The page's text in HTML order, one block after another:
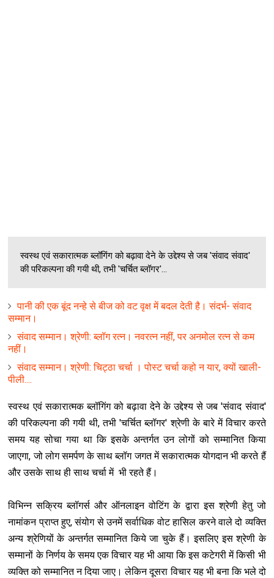
स्वस्थ एवं सकारात्मक ब्लॉगिंग को बढ़ावा देने के उद्देश्य से जब 'संवाद संवाद'
की परिकल्पना की गयी थी, तभी 'चर्चित ब्लॉगर'...
पानी की एक बूंद नन्हे से बीज को वट वृक्ष में बदल देती है। संदर्भ- संवाद
सम्मान।
संवाद सम्मान। श्रेणी: ब्लॉग रत्न। नवरत्न नहीं, पर अनमोल रत्न से कम
नहीं।
संवाद सम्मान। श्रेणी: चिट्ठा चर्चा । पोस्ट चर्चा कहो न यार, क्यों खाली-
पीली....
स्वस्थ एवं सकारात्मक ब्लॉगिंग को बढ़ावा देने के उद्देश्य से जब 'संवाद संवाद'
की परिकल्पना की गयी थी, तभी 'चर्चित ब्लॉगर' श्रेणी के बारे में विचार करते
समय यह सोचा गया था कि इसके अन्तर्गत उन लोगों को सम्मानित किया
जाएगा, जो लोग समर्पण के साथ ब्लॉग जगत में सकारात्मक योगदान भी करते हैं
और उसके साथ ही साथ चर्चा में भी रहते हैं।
विभिन्न सक्रिय ब्लॉगर्स और ऑनलाइन वोटिंग के द्वारा इस श्रेणी हेतु जो
नामांकन प्राप्त हुए, संयोग से उनमें सर्वाधिक वोट हासिल करने वाले दो व्यक्ति
अन्य श्रेणियों के अन्तर्गत सम्मानित किये जा चुके हैं। इसलिए इस श्रेणी के
सम्मानों के निर्णय के समय एक विचार यह भी आया कि इस कटेगरी में किसी भी
व्यक्ति को सम्मानित न दिया जाए। लेकिन दूसरा विचार यह भी बना कि भले दो